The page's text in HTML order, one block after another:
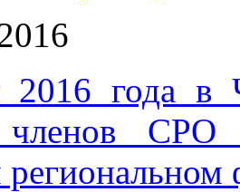
2016 года в
членов СРО
региональном